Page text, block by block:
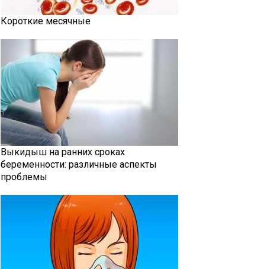
Короткие месячные
Выкидыш на ранних сроках
беременности: различные аспекты
проблемы